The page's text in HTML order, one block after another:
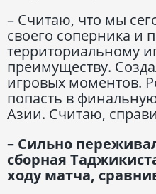
– Считаю, что мы
своего соперника и
территориальному
преимуществу.
игровых моментов.
попасть в
Азии. Считаю,
– Сильно
сборная
ходу матча,